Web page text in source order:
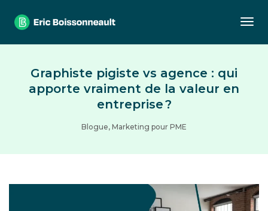
Graphiste pigiste vs agence : qui
apporte vraiment de la valeur en
entreprise ?
Blogue, Marketing pour PME